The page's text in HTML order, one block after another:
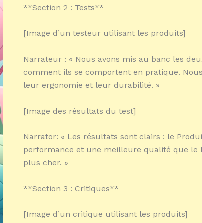
**Section 2 : Tests**
[Image d’un testeur utilisant les produits]
Narrateur : « Nous avons mis au banc les
comment ils se comportent en pratique.
leur ergonomie et leur durabilité. »
[Image des résultats du test]
Narrator: « Les résultats sont clairs : le
performance et une meilleure qualité que le
plus cher. »
**Section 3 : Critiques**
[Image d’un critique utilisant les produits]